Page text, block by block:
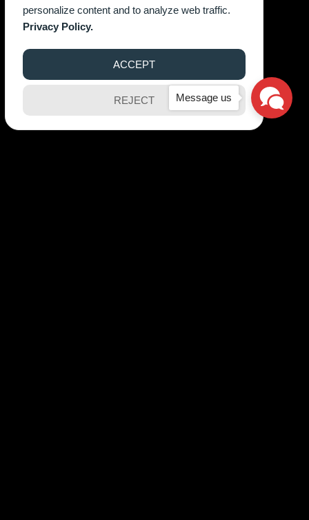
Message us
personalize content and to analyze web traffic.
Privacy Policy.
ACCEPT
REJECT